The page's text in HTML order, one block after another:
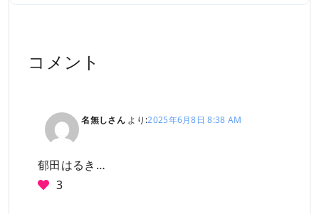
コメント
名無しさん より:2025年6月8日 8:38 AM
郁田はるき…
3